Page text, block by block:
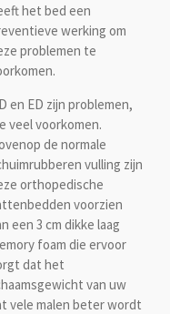
het bed een
werking om
problemen te
en ED zijn problemen,
veel voorkomen.
de normale
vulling zijn
orthopedische
voorzien
een 3 cm dikke laag
foam die ervoor
dat het
van uw
vele malen beter wordt